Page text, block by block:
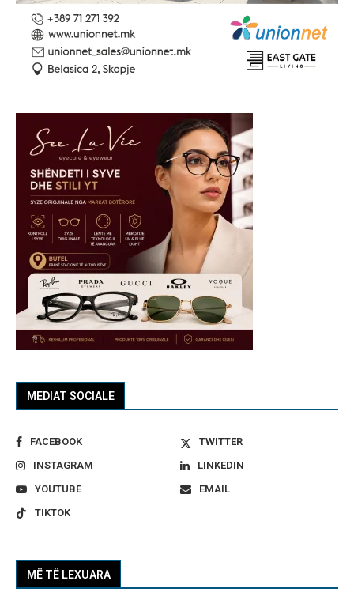
MEDIAT SOCIALE
FACEBOOK
TWITTER
INSTAGRAM
LINKEDIN
YOUTUBE
EMAIL
TIKTOK
MË TË LEXUARA